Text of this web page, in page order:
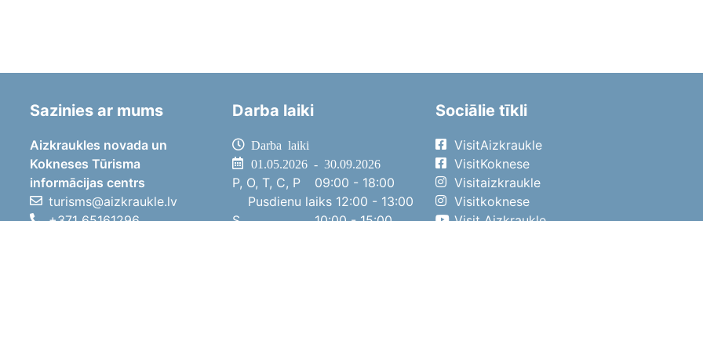
Sazinies ar mums
Aizkraukles novada un
Kokneses Tūrisma
informācijas centrs
turisms@aizkraukle.lv
+371 65161296
Darba laiki
Darba laiki
01.05.2026 - 30.09.2026
P, O, T, C, P
09:00 - 18:00
Pusdienu laiks 12:00 - 13:00
S
10:00 - 15:00
Sociālie tīkli
VisitAizkraukle
VisitKoknese
Visitaizkraukle
Visitkoknese
Visit Aizkraukle